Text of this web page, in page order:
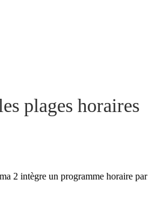
plages horaires
2 intègre un programme horaire par